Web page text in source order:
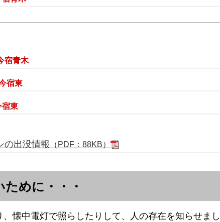
宿青木
宿東
宿東
の出没情報 （PDF：88KB）
めに・・・
懐中電灯で照らしたりして、人の存在を知らせま